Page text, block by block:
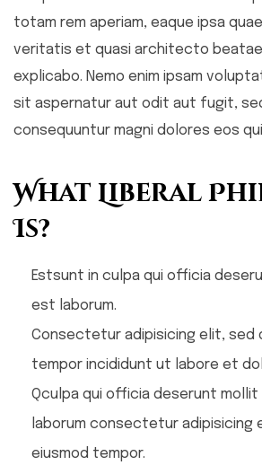
totam rem aperiam, eaque ipsa
veritatis et quasi architecto
explicabo. Nemo enim ipsam
sit aspernatur aut odit aut fugit,
consequuntur magni dolores eos
What Liberal
Is?
Estsunt in culpa qui officia
est laborum.
Consectetur adipisicing elit, sed
tempor incididunt ut labore et
Qculpa qui officia deserunt mollit
laborum consectetur adipisicing
eiusmod tempor.